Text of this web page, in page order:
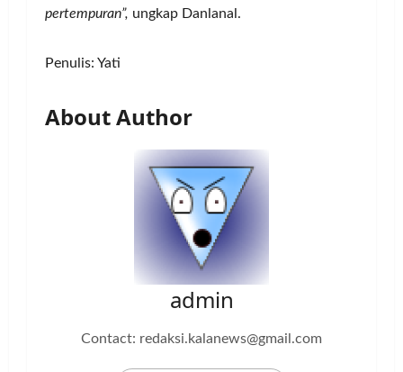
pertempuran”, ungkap Danlanal.
Penulis: Yati
About Author
admin
Contact: redaksi.kalanews@gmail.com